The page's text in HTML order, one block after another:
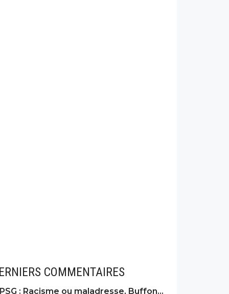
COMMENTAIRES
PSG : Racisme ou maladresse, Buffon